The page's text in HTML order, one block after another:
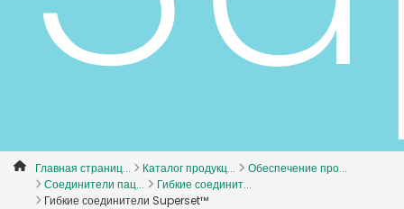
Belgique, Français
Canada, English
Denmark
Deutschland
Malaysia
Mexico
Russia
Главная страниц... Каталог продукц...
Обеспечение про...
Соединители пац...
Гибкие соединит...
Гибкие соединители Superset™